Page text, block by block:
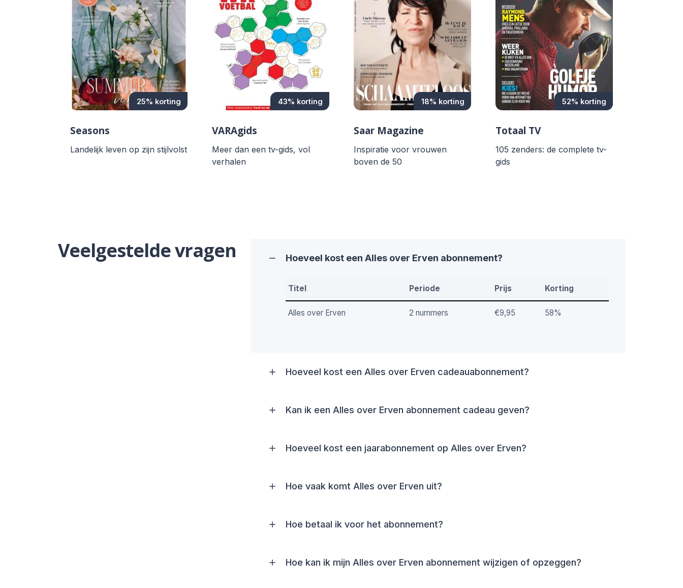
25% korting
Seasons
Landelijk leven op zijn stijlvolst
43% korting
VARAgids
Meer dan een tv-gids, vol
verhalen
18% korting
Saar Magazine
Inspiratie voor vrouwen
boven de 50
52% korting
Totaal TV
105 zenders: de complete tv-
gids
Veelgestelde vragen Hoeveel kost een Alles over Erven abonnement?
Titel Periode Prijs Korting
Alles over Erven 2 nummers €9,95 58%
Hoeveel kost een Alles over Erven cadeauabonnement?
Kan ik een Alles over Erven abonnement cadeau geven?
Hoeveel kost een jaarabonnement op Alles over Erven?
Hoe vaak komt Alles over Erven uit?
Hoe betaal ik voor het abonnement?
Hoe kan ik mijn Alles over Erven abonnement wijzigen of opzeggen?